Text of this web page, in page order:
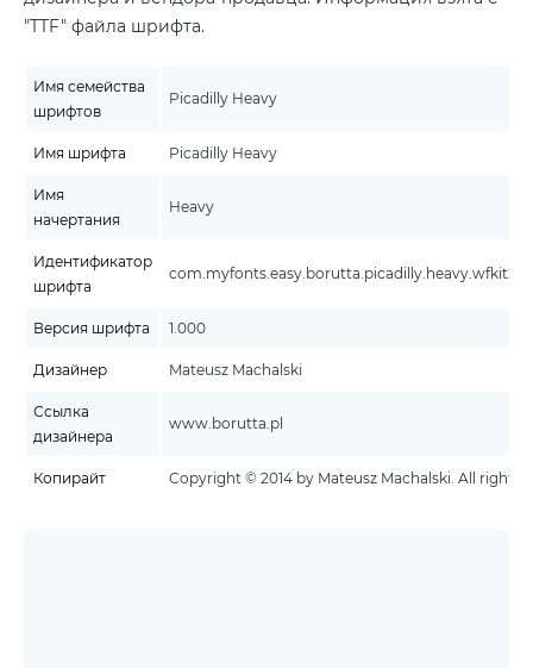
"TTF" файла шрифта.
Имя семейства
шрифтов
Picadilly Heavy
Имя шрифта Picadilly Heavy
Имя
начертания
Heavy
Идентификатор
шрифта
Версия шрифта 1.000
Дизайнер Mateusz Machalski
Ссылка
дизайнера
www.borutta.pl
Копирайт Copyright © 2014 by Mateusz Machalski. All rights